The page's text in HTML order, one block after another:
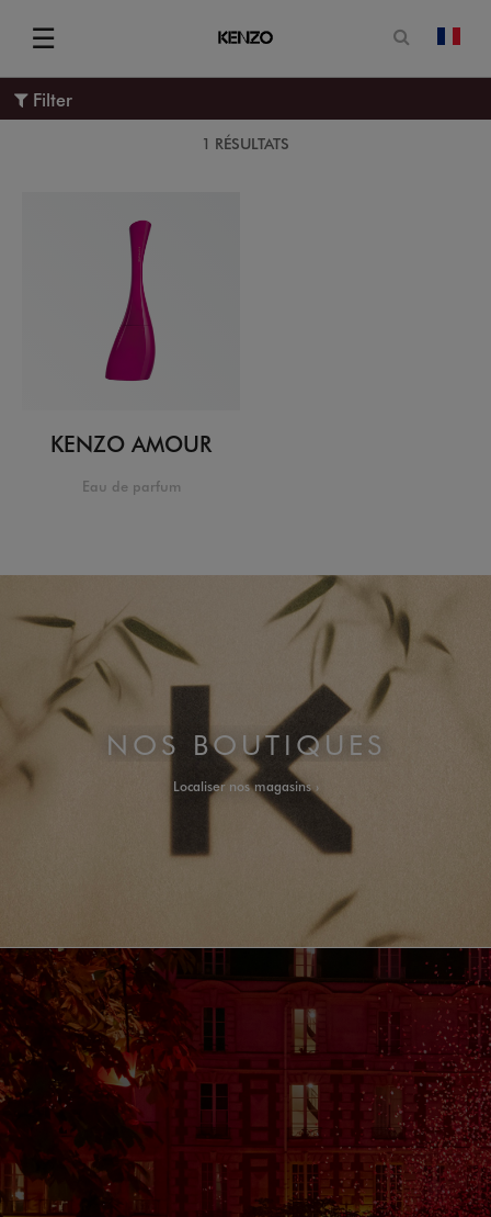
☰
Menu
Ouvrir
Filter
1 RÉSULTATS
KENZO AMOUR
Eau de parfum
NOS BOUTIQUES
Localiser nos magasins